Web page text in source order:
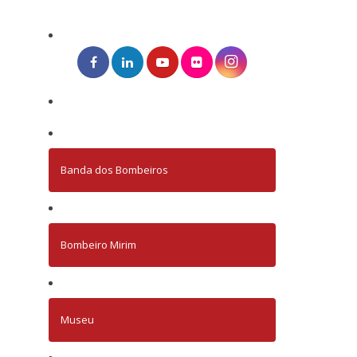
Banda dos Bombeiros
Bombeiro Mirim
Museu